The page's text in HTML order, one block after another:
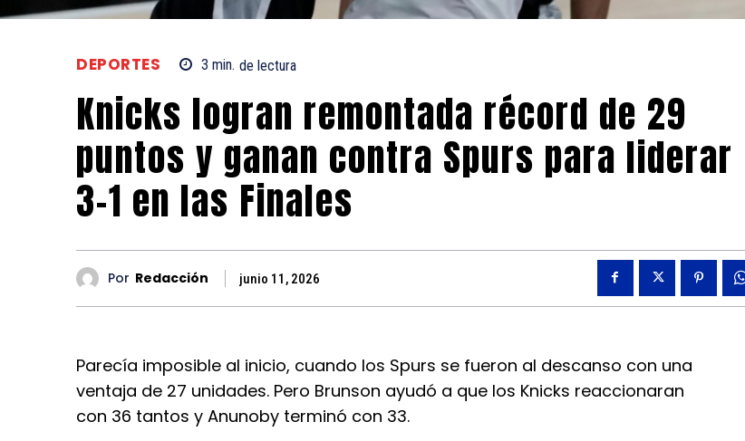
DEPORTES 3 min. de lectura
Knicks logran remontada récord de 29
puntos y ganan contra Spurs para liderar
3-1 en las Finales
Por Redacción junio 11, 2026
Parecía imposible al inicio, cuando los Spurs se fueron al descanso con una
ventaja de 27 unidades. Pero Brunson ayudó a que los Knicks reaccionaran
con 36 tantos y Anunoby terminó con 33.